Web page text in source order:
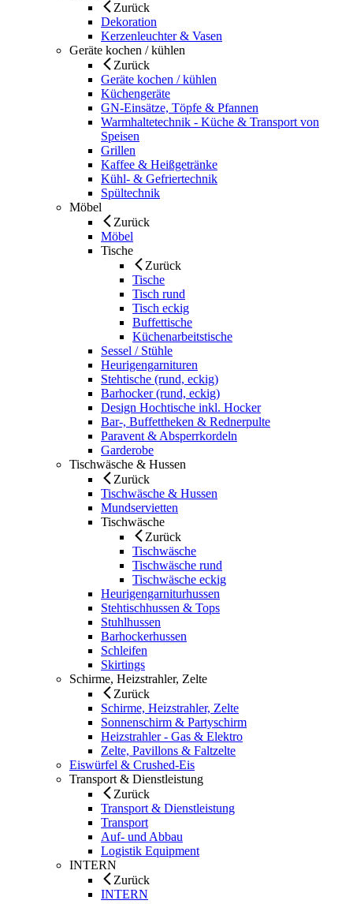
Zurück
Dekoration
Kerzenleuchter & Vasen
Geräte kochen / kühlen
Zurück
Geräte kochen / kühlen
Küchengeräte
GN-Einsätze, Töpfe & Pfannen
Warmhaltetechnik - Küche & Transport von
Speisen
Grillen
Kaffee & Heißgetränke
Kühl- & Gefriertechnik
Spültechnik
Möbel
Zurück
Möbel
Tische
Zurück
Tische
Tisch rund
Tisch eckig
Buffettische
Küchenarbeitstische
Sessel / Stühle
Heurigengarnituren
Stehtische (rund, eckig)
Barhocker (rund, eckig)
Design Hochtische inkl. Hocker
Bar-, Buffettheken & Rednerpulte
Paravent & Absperrkordeln
Garderobe
Tischwäsche & Hussen
Zurück
Tischwäsche & Hussen
Mundservietten
Tischwäsche
Zurück
Tischwäsche
Tischwäsche rund
Tischwäsche eckig
Heurigengarniturhussen
Stehtischhussen & Tops
Stuhlhussen
Barhockerhussen
Schleifen
Skirtings
Schirme, Heizstrahler, Zelte
Zurück
Schirme, Heizstrahler, Zelte
Sonnenschirm & Partyschirm
Heizstrahler - Gas & Elektro
Zelte, Pavillons & Faltzelte
Eiswürfel & Crushed-Eis
Transport & Dienstleistung
Zurück
Transport & Dienstleistung
Transport
Auf- und Abbau
Logistik Equipment
INTERN
Zurück
INTERN